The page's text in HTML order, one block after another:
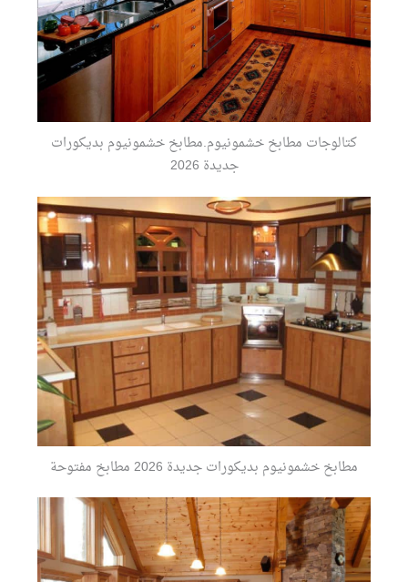
كتالوجات مطابخ خشمونيوم.مطابخ خشمونيوم بديكورات
جديدة 2026
مطابخ خشمونيوم بديكورات جديدة 2026 مطابخ مفتوحة